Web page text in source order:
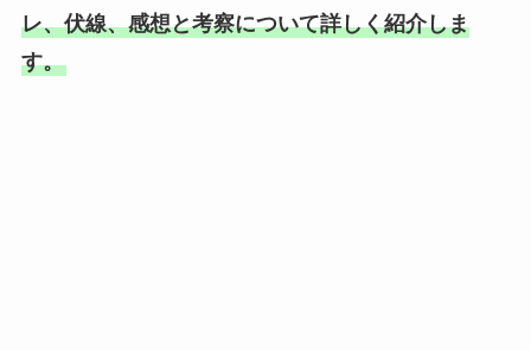
レ、伏線、感想と考察について詳しく紹介しま
す。